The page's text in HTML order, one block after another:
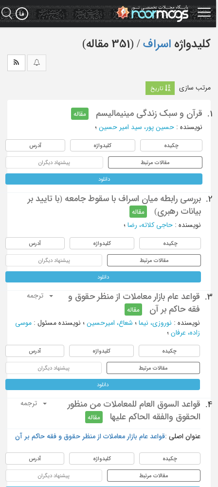
کلیدواژه اسراف ‏/ (351 مقاله)
مرتب سازی تاریخ
1. قرآن و سبک زندگی مینیمالیسم
مقاله
نویسنده: حسین پور، سید امیر حسین؛
چکیده کلیدواژه آدرس
مقالات مرتبط پیشنهاد دیگران
دانلود
2.
بررسی رابطه میان اسراف با سقوط جامعه (با تایید بر
بیانات رهبری)
مقاله
نویسنده: حاجی کلاته، رضا؛
چکیده کلیدواژه آدرس
مقالات مرتبط پیشنهاد دیگران
دانلود
3.
قواعد عام بازار معاملات از منظر حقوق و
فقه حاکم بر آن
مقاله
ترجمه
نویسنده: نوروزی، نیما؛ شعاع، امیرحسین؛ نویسنده مسئول : موسی
زاده، عرفان؛
چکیده کلیدواژه آدرس
مقالات مرتبط پیشنهاد دیگران
دانلود
4.
قواعد السوق العام للمعاملات من منظور
الحقوق والفقه الحاكم عليها
مقاله
ترجمه
عنوان اصلی : قواعد عام بازار معاملات از منظر حقوق و فقه حاکم بر آن
چکیده کلیدواژه آدرس
مقالات مرتبط پیشنهاد دیگران